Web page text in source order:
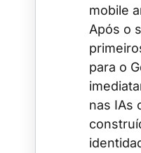
mobile
Após o
para o
nas IAs